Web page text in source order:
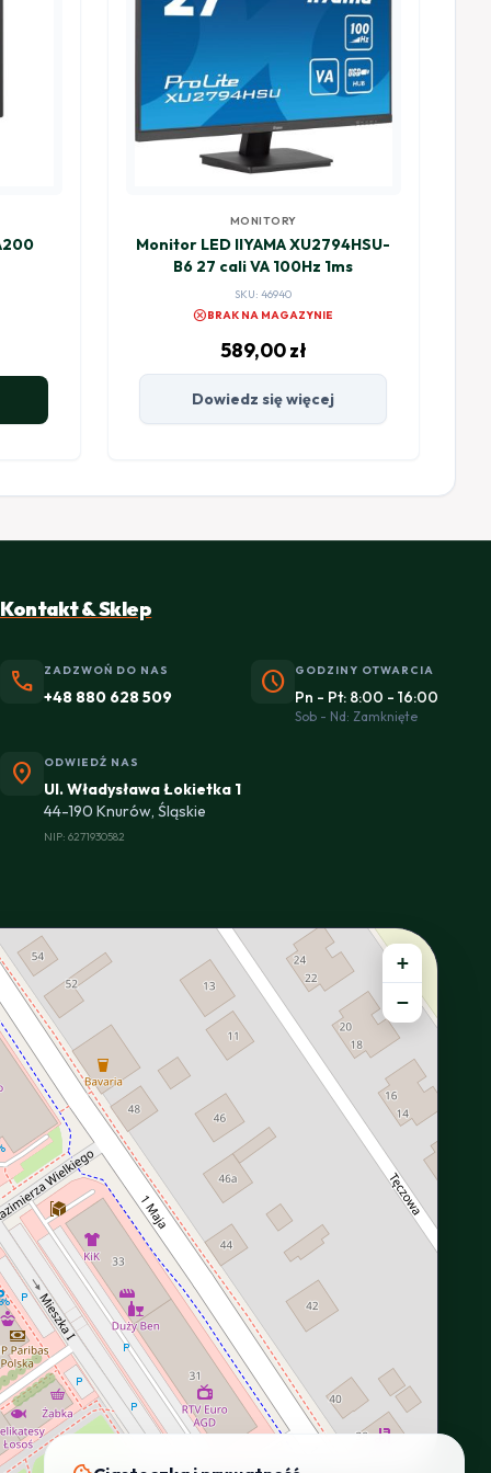
MONITORY
Monitor LED IIYAMA XU2794HSU-
B6 27 cali VA 100Hz 1ms
SKU: 46940
cancelBRAK NA MAGAZYNIE
589,00zł
Dowiedz się więcej
Kontakt & Sklep
phone ZADZWOŃ DO NAS
+48 880 628 509 schedule GODZINY OTWARCIA
Pn - Pt: 8:00 - 16:00
Sob - Nd: Zamknięte
location_on ODWIEDŹ NAS
Ul. Władysława Łokietka 1
44-190 Knurów, Śląskie
NIP: 6271930582
+
−
INTERACTIVE VIEW